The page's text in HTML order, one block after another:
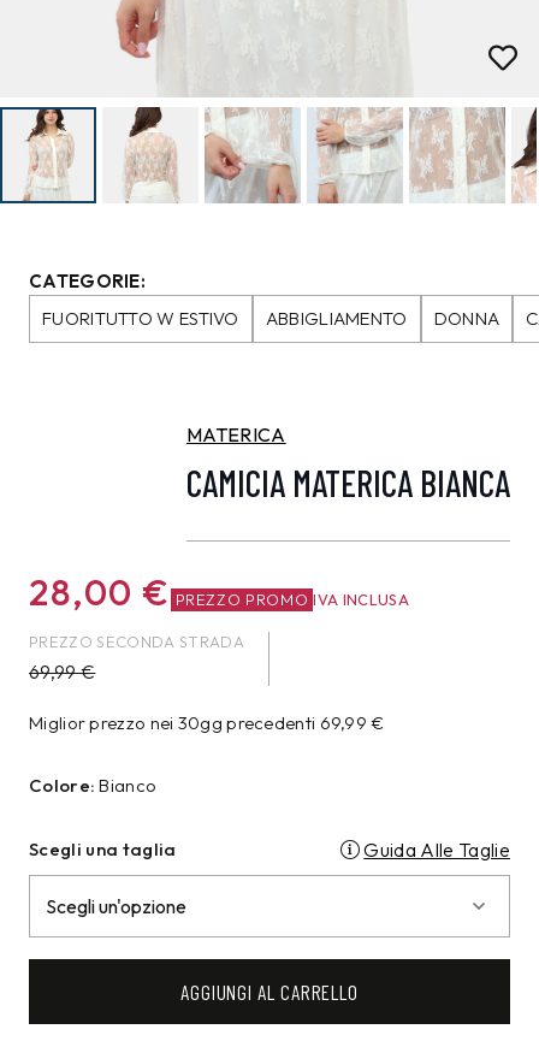
CATEGORIE:
FUORITUTTO W ESTIVO
ABBIGLIAMENTO DONNA
MATERICA
CAMICIA MATERICA BIANCA
28,00 € PREZZO PROMO IVA INCLUSA
PREZZO SECONDA STRADA
69,99€
Miglior prezzo nei 30gg precedenti 69,99€
Colore: Bianco
Scegli una taglia Guida Alle Taglie
AGGIUNGI AL CARRELLO